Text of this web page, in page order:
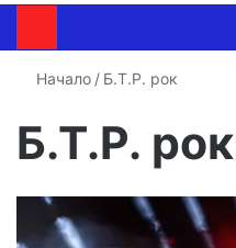
Начало / Б.Т.Р. рок
Б.Т.Р. рок